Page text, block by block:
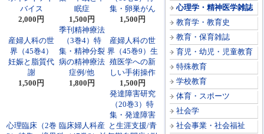
心理学・精神医学雑誌
教育学・教育史
教育・保育雑誌
育児・幼児・児童教育
特殊教育
学校教育
体育・スポーツ
社会学
社会事業・社会福祉
バイス
2,000円
眠症
1,500円
集・卵巣がん
1,500円
産婦人科の世
界（45巻4）
妊娠と脂質代
謝
1,500円
季刊精神療法
（3巻4）特
集・精神分裂
病の精神療法
症例/他
1,800円
産婦人科の世
界（45巻9）生
殖医学への新
しい手術操作
1,500円
心理臨床（2巻 臨床婦人科産
発達障害研究
（20巻3）特
集・発達障害
と生涯支援/青